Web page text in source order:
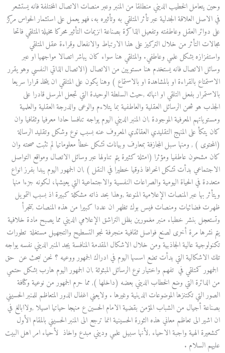
وحين يتعامل الخطيب الديني منطلقا من المنبر وعبر منصات الاتصال المختلفة فانه يستشعر
في الاصل العلاقة الجدلية عبر تأثر المتلقي به وتأثيره به، فهو يعمل على استثمار الحواس مركز
على دوائر العقل وعاطفته وتفعيل الذاكرة بصناعة انزيمات التأثير محركا مخيلة المتلقي فاتحا
مجالات التأثر من خلال التركيز على هذا الارتباط والانفعال وقراءة عقل المتلقي
واستفزازه بشكل علمي وعاطفي. والمتلقي هنا سواء كان يباشر اتصالا مواجهيا او عبر
وسائل الاتصال فانه يستخدم هنا مستويين من الاتصال (الاتصال الذاتي النفسي وهو يقرر
الاستمتاع بالقراءة او بالمشاهدة او بالاستماع ) وهنا يكون على المتلقي ان يتخذ قرارا سريعا
بالاستمرار بفعل التلقي او انهائه ,حيث السلطة الوحيدة التي تجعل المرسل قادرا على
الجذب هو شحن الرسائل العقلية والعاطفية بما يتلاءم والوعى والدرجة العقلية والعلمية
ومستوياتهم المعرفية الموجودة ,ان المنبر الديني اليوم يواجه تنافسا حادا معرفيا وثقافيا وان
كان يتكأ على المنهج التقليدي العقائدي المعروف عنه بسبب نوع وشكل وتقليد الرسالة
(المحتوى ) , ومنها سبل المجازفة بمعارف وبيانات تشكل خطأ معلوماتيا لم تثبت صحته وان
كان مشحون عاطفيا ومؤثرا (امثلة كثيرة يتم تناولها عبر وسائل الاتصال ومواقع التواصل
الاجتماعي بدأت تشكل انحرافا ذوقيا خطيرا في النقل ) ,ان الجمهور اليوم يبدا بفرز انواع
متعددة في الحياة اليومية والصراعات النفسية والاجتماعية التي يعيشها، لكونه جزءا منها
ويتأثر بها عبر المنصات الإعلامية المنوعة ,وهذا بحد ذاته مشكلة كبيرة اذ بسبب التمويل
ظهرت فضائيات ومنصات فيس بوك تظهر ان عددا كبيرا من هذه المنصات ,تتجرأ
وتستعجل بنشر خطباء منبر مغمورين بظل التراشق الإعلامي الديني مما يصبح مادة خلافية
يتم نشرها مرة أخرى لصنع فواصل ثقافية منجرفة نجو التسطيح والتجهيل مستغلة تطورات
تكنولوجية عالية الجاذبية ومن خلال الاشكال المقدمة المنافسة يجد المنبر الديني نفسه يواجه
تلك الاشكالية التي بدأت تضع اسسها اليوم في ادراك الجمهور ووعيه ؟ نحن نبحث عن حق
الجمهور كمتلقي في تفهم واختيار نوع الرسائل المبثوثة ,ان الجمهور اليوم هارب بشكل حتمي
من الدائرة التي وضع الخطاب الديني بعضه (داخلها ), مما حرم الجمهور من نوعية وكثافة
الصور التي تكتنزها الموضوعات الدينية وغيرها . ولايعني اغفال الدور المتعاظم للمنبر الحسيني
بصناعة أجيال من الشباب المؤمن بقضية الامام الحسين ع منهجا حياتيا اصيلا ,ولاابالغ في
ان اشير الى تعاظم معاني هذه الثورة الحسينية انما ترجع الى المنبر الحسيني بالمقام الأول
كشعيرة الهية واجبة الاحياء ,لأنها سبيل علمي وديني مبدع واخاذ لأحياء امر اهل البيت
عليهم السلام .